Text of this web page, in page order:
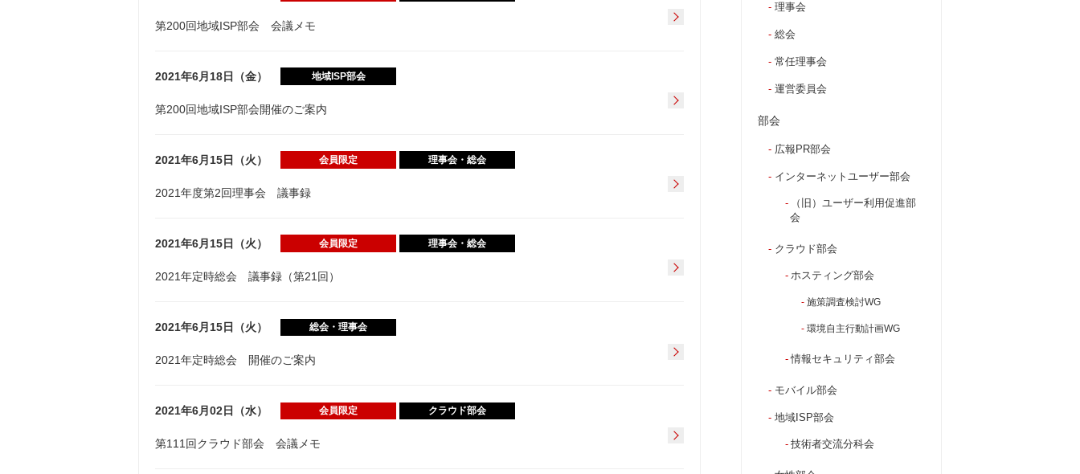
第200回地域ISP部会 会議メモ
2021年6月18日（金） 地域ISP部会
第200回地域ISP部会開催のご案内
2021年6月15日（火） 会員限定 理事会・総会
2021年度第2回理事会 議事録
2021年6月15日（火） 会員限定 理事会・総会
2021年定時総会 議事録（第21回）
2021年6月15日（火） 総会・理事会
2021年定時総会 開催のご案内
2021年6月02日（水） 会員限定 クラウド部会
第111回クラウド部会 会議メモ
理事会
総会
常任理事会
運営委員会
部会
広報PR部会
インターネットユーザー部会
（旧）ユーザー利用促進部
会
クラウド部会
ホスティング部会
施策調査検討WG
環境自主行動計画WG
情報セキュリティ部会
モバイル部会
地域ISP部会
技術者交流分科会